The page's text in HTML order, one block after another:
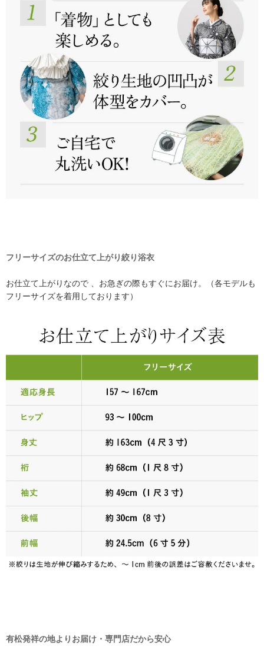
フリーサイズのお仕立て上がり絞り浴衣
お仕立て上がりなので 、お急ぎの際もすぐにお届け。（各モデルも
フリーサイズを着用しております）
有松発祥の地よりお届け・専門店だから安心